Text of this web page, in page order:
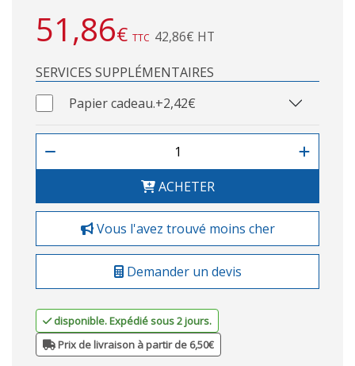
51,86€ TTC 42,86€ HT
SERVICES SUPPLÉMENTAIRES
Papier cadeau.+2,42€
ACHETER
Vous l'avez trouvé moins cher
Demander un devis
disponible. Expédié sous 2 jours.
Prix de livraison à partir de 6,50€